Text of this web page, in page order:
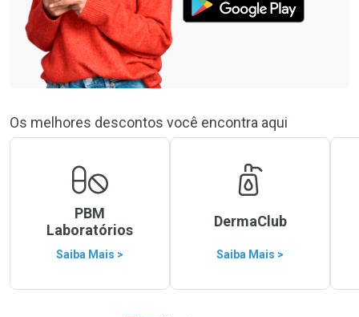
Os melhores descontos você encontra aqui
PBM
Laboratórios
Saiba Mais >
DermaClub
Saiba Mais >